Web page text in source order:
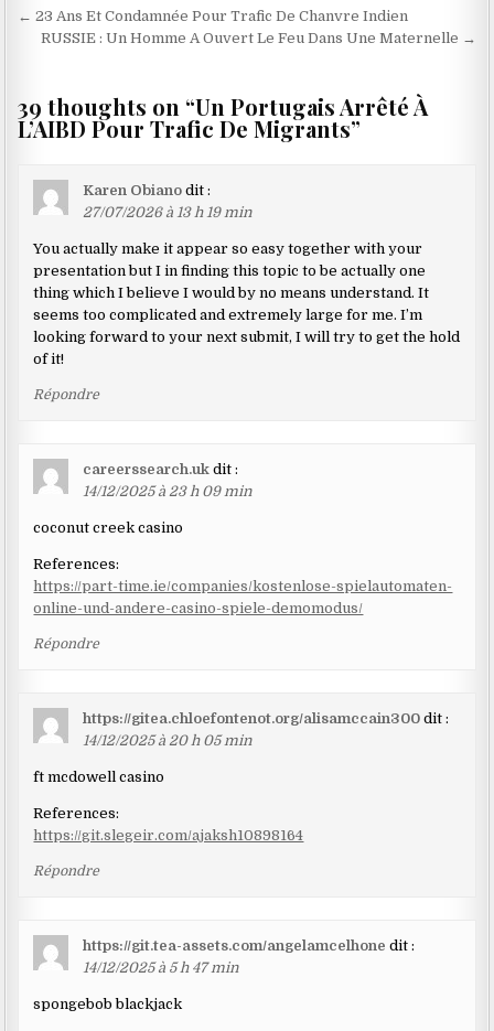
Navigation
de
← 23 Ans Et Condamnée Pour Trafic De Chanvre Indien
RUSSIE : Un Homme A Ouvert Le Feu Dans Une Maternelle →
39 thoughts on “Un Portugais Arrêté À
L’AIBD Pour Trafic De Migrants”
Karen Obiano dit :
27/07/2026 à 13 h 19 min
You actually make it appear so easy together with your
presentation but I in finding this topic to be actually one
thing which I believe I would by no means understand. It
seems too complicated and extremely large for me. I’m
looking forward to your next submit, I will try to get the hold
of it!
Répondre
careerssearch.uk dit :
14/12/2025 à 23 h 09 min
coconut creek casino
References:
https://part-time.ie/companies/kostenlose-spielautomaten-
online-und-andere-casino-spiele-demomodus/
Répondre
https://gitea.chloefontenot.org/alisamccain300 dit :
14/12/2025 à 20 h 05 min
ft mcdowell casino
References:
https://git.slegeir.com/ajaksh10898164
Répondre
https://git.tea-assets.com/angelamcelhone dit :
14/12/2025 à 5 h 47 min
spongebob blackjack